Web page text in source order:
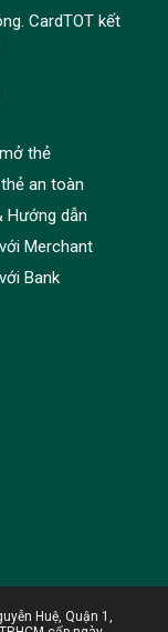
CardTOT kết
thẻ
an toàn
Hướng dẫn
Merchant
Bank
Huệ, Quận 1,